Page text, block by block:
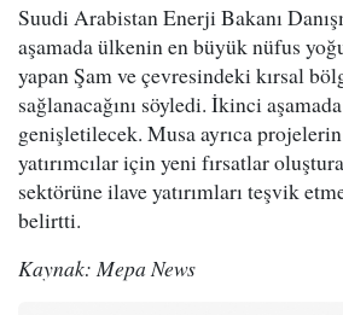
Suudi Arabistan Enerji Bakanı
aşamada ülkenin en büyük nüfus
yapan Şam ve çevresindeki kırsal
sağlanacağını söyledi. İkinci
genişletilecek. Musa ayrıca
yatırımcılar için yeni fırsatlar
sektörüne ilave yatırımları teşvik
belirtti.
Kaynak: Mepa News